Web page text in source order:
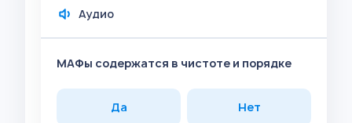
Аудио
МАФы содержатся в чистоте и порядке
Да Нет